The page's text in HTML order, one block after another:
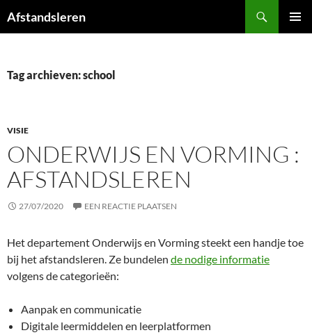
naar
Afstandsleren
Tag archieven: school
VISIE
ONDERWIJS EN VORMING :
AFSTANDSLEREN
27/07/2020 EEN REACTIE PLAATSEN
Het departement Onderwijs en Vorming steekt een handje toe
bij het afstandsleren. Ze bundelen de nodige informatie
volgens de categorieën:
Aanpak en communicatie
Digitale leermiddelen en leerplatformen